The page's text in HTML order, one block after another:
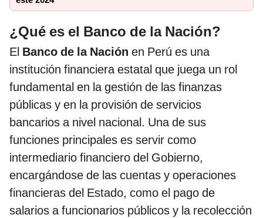
¿Qué es el Banco de la Nación?
El Banco de la Nación en Perú es una
institución financiera estatal que juega un rol
fundamental en la gestión de las finanzas
públicas y en la provisión de servicios
bancarios a nivel nacional. Una de sus
funciones principales es servir como
intermediario financiero del Gobierno,
encargándose de las cuentas y operaciones
financieras del Estado, como el pago de
salarios a funcionarios públicos y la recolección